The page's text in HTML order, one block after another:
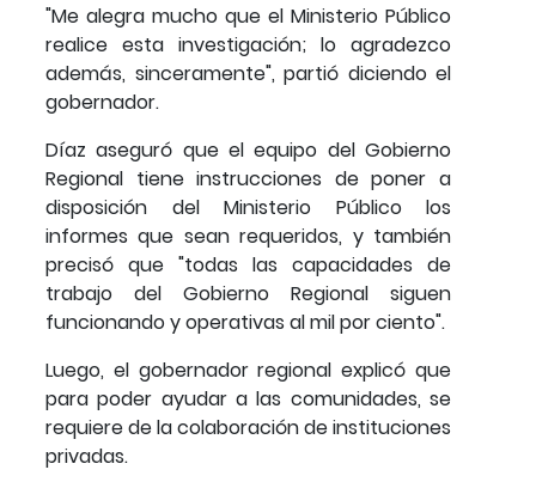
"Me alegra mucho que el Ministerio Público
realice esta investigación; lo agradezco
además, sinceramente", partió diciendo el
gobernador.
Díaz aseguró que el equipo del Gobierno
Regional tiene instrucciones de poner a
disposición del Ministerio Público los
informes que sean requeridos, y también
precisó que "todas las capacidades de
trabajo del Gobierno Regional siguen
funcionando y operativas al mil por ciento".
Luego, el gobernador regional explicó que
para poder ayudar a las comunidades, se
requiere de la colaboración de instituciones
privadas.